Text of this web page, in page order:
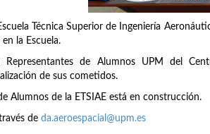
Técnica Superior de Ingeniería
la Escuela.
de Alumnos UPM del
de sus cometidos.
Alumnos de la ETSIAE está en construcción.
de da.aeroespacial@upm.es